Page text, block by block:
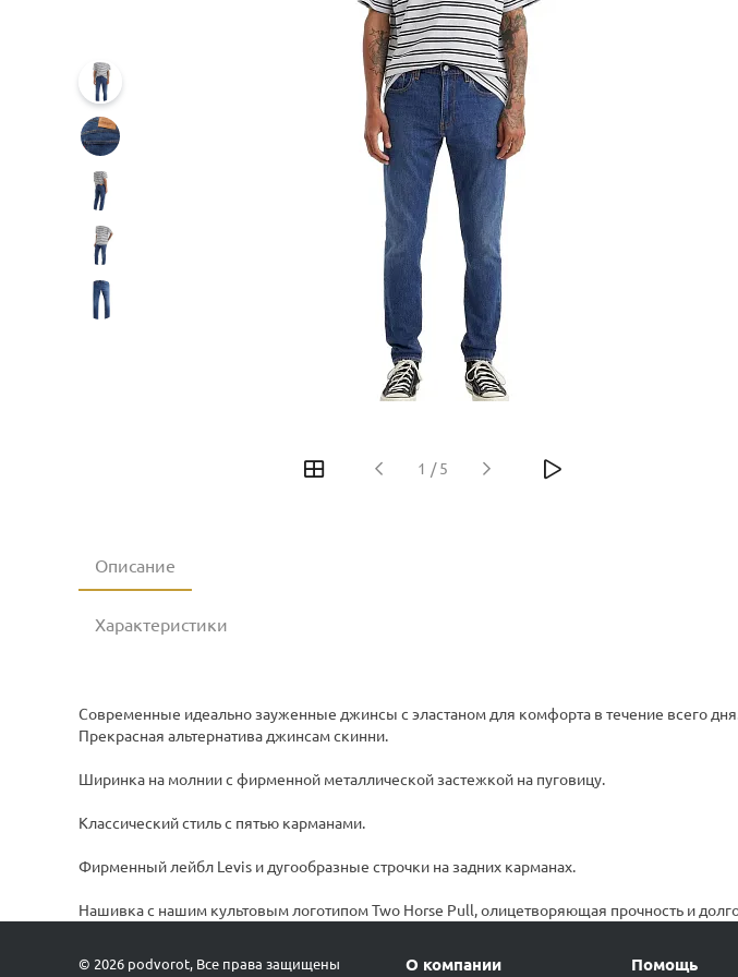
1 / 5
Описание
Характеристики
Современные идеально зауженные джинсы с эластаном для комфорта в течение всего
Прекрасная альтернатива джинсам скинни.
Ширинка на молнии с фирменной металлической застежкой на пуговицу.
Классический стиль с пятью карманами.
Фирменный лейбл Levis и дугообразные строчки на задних карманах.
Нашивка с нашим культовым логотипом Two Horse Pull, олицетворяющая прочность и
© 2026 podvorot, Все права защищены О компании Помощь